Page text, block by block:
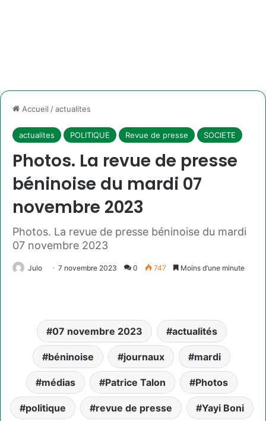
Accueil /actualites
actualites POLITIQUE Revue de presse SOCIETE
Photos. La revue de presse
béninoise du mardi 07
novembre 2023
Photos. La revue de presse béninoise du mardi
07 novembre 2023
Julo 7 novembre 2023 0 747 Moins d’une minute
07 novembre 2023 actualités
béninoise journaux mardi
médias Patrice Talon Photos
politique revue de presse Yayi Boni